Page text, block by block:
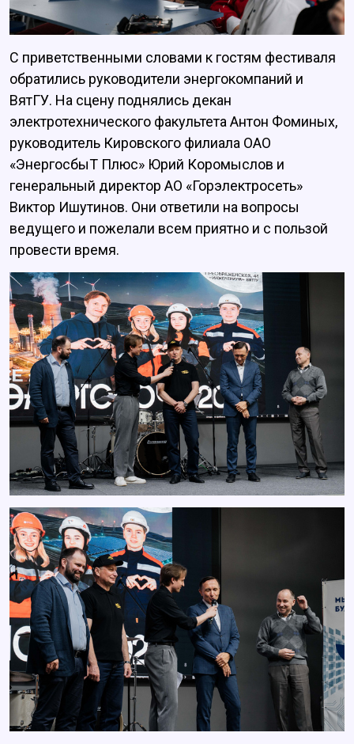
С приветственными словами к гостям фестиваля
обратились руководители энергокомпаний и
ВятГУ. На сцену поднялись декан
электротехнического факультета Антон Фоминых,
руководитель Кировского филиала ОАО
«ЭнергосбыТ Плюс» Юрий Коромыслов и
генеральный директор АО «Горэлектросеть»
Виктор Ишутинов. Они ответили на вопросы
ведущего и пожелали всем приятно и с пользой
провести время.